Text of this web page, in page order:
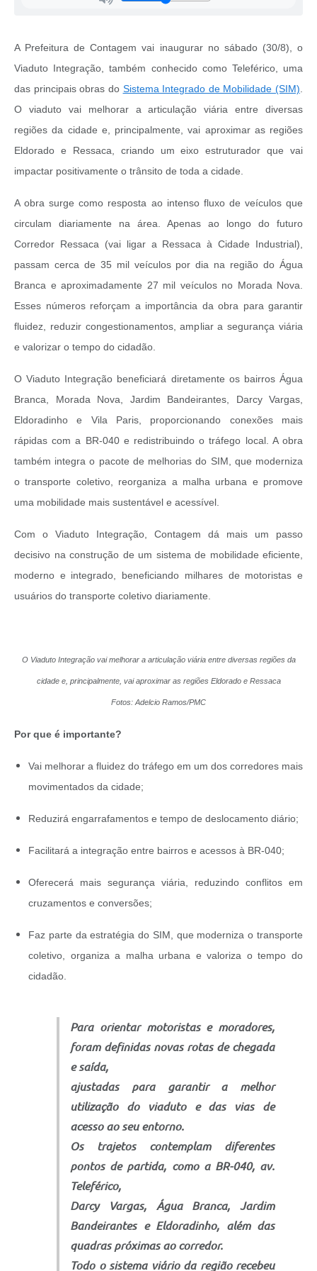
A Prefeitura de Contagem vai inaugurar no sábado (30/8), o
Viaduto Integração, também conhecido como Teleférico, uma
das principais obras do Sistema Integrado de Mobilidade (SIM)
O viaduto vai melhorar a articulação viária entre diversas
regiões da cidade e, principalmente, vai aproximar as regiões
Eldorado e Ressaca, criando um eixo estruturador que vai
impactar positivamente o trânsito de toda a cidade.
A obra surge como resposta ao intenso fluxo de veículos que
circulam diariamente na área. Apenas ao longo do futuro
Corredor Ressaca (vai ligar a Ressaca à Cidade Industrial),
passam cerca de 35 mil veículos por dia na região do Água
Branca e aproximadamente 27 mil veículos no Morada Nova.
Esses números reforçam a importância da obra para garantir
fluidez, reduzir congestionamentos, ampliar a segurança viária
e valorizar o tempo do cidadão.
O Viaduto Integração beneficiará diretamente os bairros Água
Branca, Morada Nova, Jardim Bandeirantes, Darcy Vargas,
Eldoradinho e Vila Paris, proporcionando conexões mais
rápidas com a BR-040 e redistribuindo o tráfego local. A obra
também integra o pacote de melhorias do SIM, que moderniza
o transporte coletivo, reorganiza a malha urbana e promove
uma mobilidade mais sustentável e acessível.
Com o Viaduto Integração, Contagem dá mais um passo
decisivo na construção de um sistema de mobilidade eficiente,
moderno e integrado, beneficiando milhares de motoristas e
usuários do transporte coletivo diariamente.
O Viaduto Integração vai melhorar a articulação viária entre diversas regiões da
cidade e, principalmente, vai aproximar as regiões Eldorado e Ressaca
Fotos: Adelcio Ramos/PMC
Por que é importante?
Vai melhorar a fluidez do tráfego em um dos corredores mais
movimentados da cidade;
Reduzirá engarrafamentos e tempo de deslocamento diário;
Facilitará a integração entre bairros e acessos à BR-040;
Oferecerá mais segurança viária, reduzindo conflitos em
cruzamentos e conversões;
Faz parte da estratégia do SIM, que moderniza o transporte
coletivo, organiza a malha urbana e valoriza o tempo do
cidadão.
Para orientar motoristas e moradores,
foram definidas novas rotas de chegada
e saída,
ajustadas para garantir a melhor
utilização do viaduto e das vias de
acesso ao seu entorno.
Os trajetos contemplam diferentes
pontos de partida, como a BR-040, av.
Teleférico,
Darcy Vargas, Água Branca, Jardim
Bandeirantes e Eldoradinho, além das
quadras próximas ao corredor.
Todo o sistema viário da região recebeu